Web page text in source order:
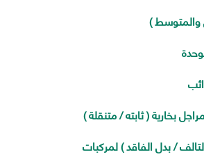
)
بخارية ( ثابته / متنقلة )
/ بدل الفاقد ) لمركبات